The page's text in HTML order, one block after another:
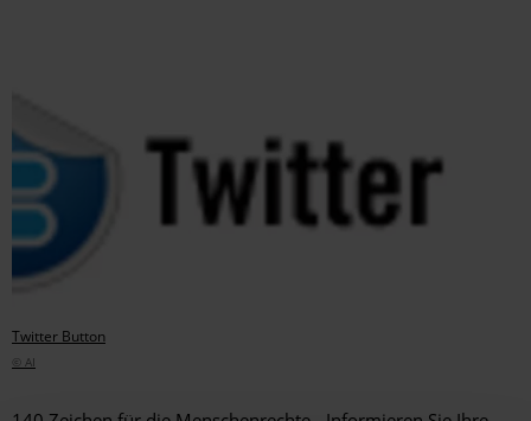
Twitter Button
© AI